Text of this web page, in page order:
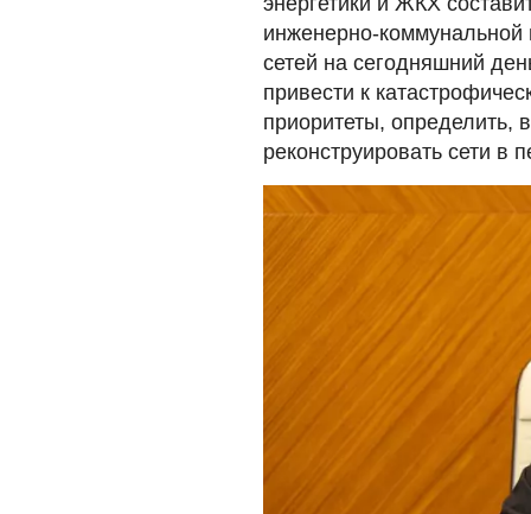
инженерно-коммунальной
сетей на сегодняшний
привести к
приоритеты, определить,
реконструировать сети в